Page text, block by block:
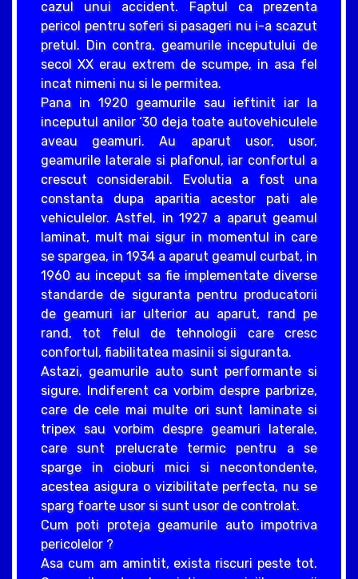
cazul unui accident. Faptul ca prezenta
pericol pentru soferi si pasageri nu i-a scazut
pretul. Din contra, geamurile inceputului de
secol XX erau extrem de scumpe, in asa fel
incat nimeni nu si le permitea.
Pana in 1920 geamurile sau ieftinit iar la
inceputul anilor ‘30 deja toate autovehiculele
aveau geamuri. Au aparut usor, usor,
geamurile laterale si plafonul, iar confortul a
crescut considerabil. Evolutia a fost una
constanta dupa aparitia acestor pati ale
vehiculelor. Astfel, in 1927 a aparut geamul
laminat, mult mai sigur in momentul in care
se spargea, in 1934 a aparut geamul curbat, in
1960 au inceput sa fie implementate diverse
standarde de siguranta pentru producatorii
de geamuri iar ulterior au aparut, rand pe
rand, tot felul de tehnologii care cresc
confortul, fiabilitatea masinii si siguranta.
Astazi, geamurile auto sunt performante si
sigure. Indiferent ca vorbim despre parbrize,
care de cele mai multe ori sunt laminate si
tripex sau vorbim despre geamuri laterale,
care sunt prelucrate termic pentru a se
sparge in cioburi mici si necontondente,
acestea asigura o vizibilitate perfecta, nu se
sparg foarte usor si sunt usor de controlat.
Cum poti proteja geamurile auto impotriva
pericolelor ?
Asa cum am amintit, exista riscuri peste tot.